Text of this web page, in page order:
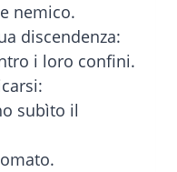
nemico.
discendenza:
i loro confini.
subìto il